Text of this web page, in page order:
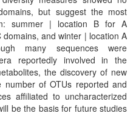
but suggest the most
summer | location B for A
and winter | location A
many sequences were
reportedly involved in the
the discovery of new
of OTUs reported and
affiliated to uncharacterized
be the basis for future studies